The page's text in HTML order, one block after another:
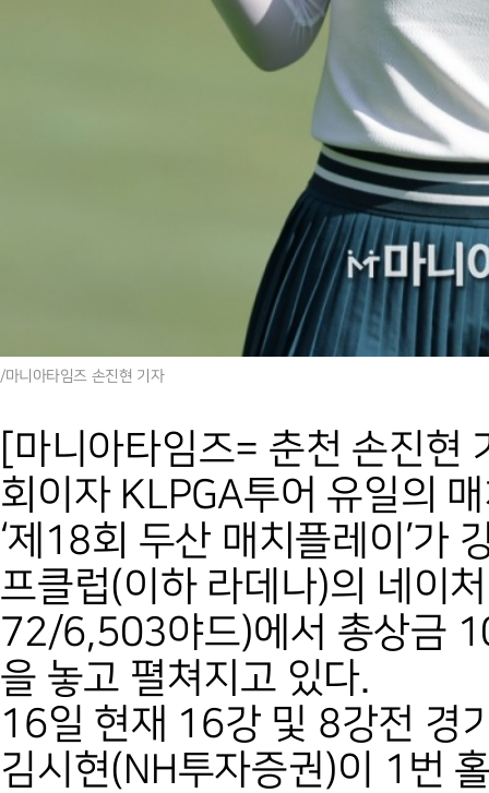
/마니아타임즈 손진현 기자
[마니아타임즈= 춘천 손진
회이자 KLPGA투어 유일의
‘제18회 두산 매치플레이’가
프클럽(이하 라데나)의 네이
72/6,503야드)에서 총상금
을 놓고 펼쳐지고 있다.
16일 현재 16강 및 8강전 경
김시현(NH투자증권)이 1번